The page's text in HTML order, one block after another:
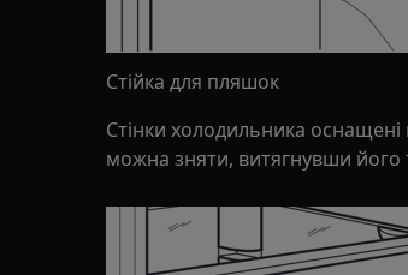
Стійка для пляшок
Стінки холодильника
можна зняти, витягнувши